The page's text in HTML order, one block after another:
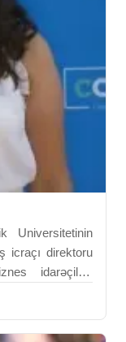
Universitetinin
icraçı direktoru
idarəçiliyi,
ixtisaslaşıb.
yönəlib.